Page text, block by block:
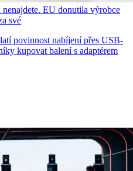
EU donutila výrobce
své
povinnost nabíjení přes USB-
kupovat balení s adaptérem